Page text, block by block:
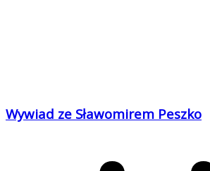
Wywiad ze Sławomirem Peszko